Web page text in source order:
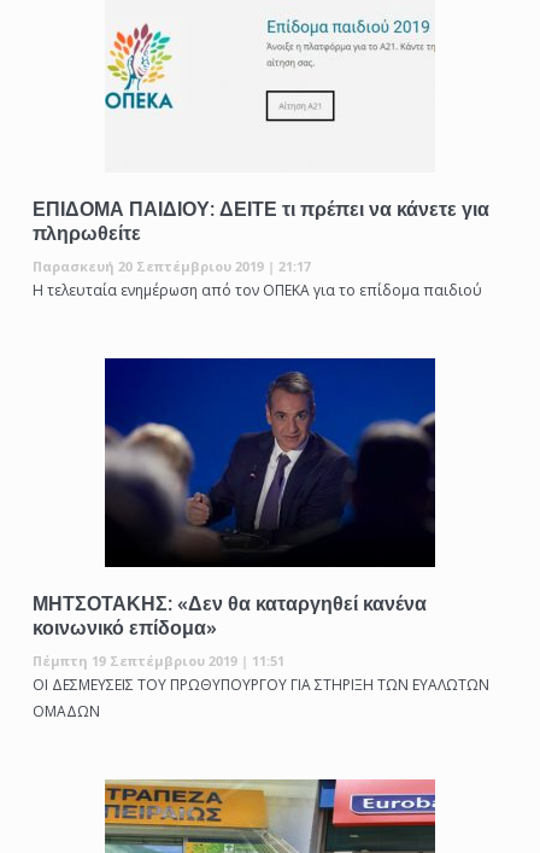
ΕΠΙΔΟΜΑ ΠΑΙΔΙΟΥ: ΔΕΙΤΕ τι πρέπει να κάνετε για
πληρωθείτε
Παρασκευή 20 Σεπτέμβριου 2019 | 21:17
Η τελευταία ενημέρωση από τον ΟΠΕΚΑ για το επίδομα παιδιού
ΜΗΤΣΟΤΑΚΗΣ: «Δεν θα καταργηθεί κανένα
κοινωνικό επίδομα»
Πέμπτη 19 Σεπτέμβριου 2019 | 11:51
ΟΙ ΔΕΣΜΕΥΣΕΙΣ ΤΟΥ ΠΡΩΘΥΠΟΥΡΓΟΥ ΓΙΑ ΣΤΗΡΙΞΗ ΤΩΝ ΕΥΑΛΩΤΩΝ
ΟΜΑΔΩΝ